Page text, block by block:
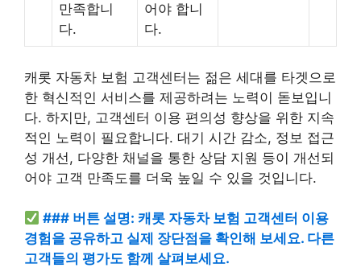
만족합니
다.
어야 합니
다.
캐롯 자동차 보험 고객센터는 젊은 세대를 타겟으로
한 혁신적인 서비스를 제공하려는 노력이 돋보입니
다. 하지만, 고객센터 이용 편의성 향상을 위한 지속
적인 노력이 필요합니다. 대기 시간 감소, 정보 접근
성 개선, 다양한 채널을 통한 상담 지원 등이 개선되
어야 고객 만족도를 더욱 높일 수 있을 것입니다.
### 버튼 설명: 캐롯 자동차 보험 고객센터 이용
경험을 공유하고 실제 장단점을 확인해 보세요. 다른
고객들의 평가도 함께 살펴보세요.